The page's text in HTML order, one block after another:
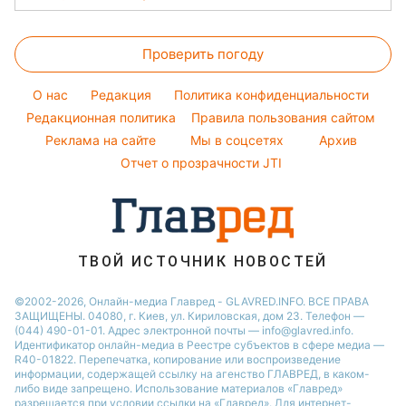
Новости Полтавы
Новости Сум
Новости Черкассы
Настя Каменских
Виталий Козловский
София Ротару
Ольга Сумская
Филипп Киркоров
Праздничное меню
Народные приметы
Все о шоу-бизнесе
Магнитные бури
Погода на сегодня
Погода на завтра
Пылевая буря
Стирка
Авто
Комнатные растения
Проверить погоду
O нас Редакция
Политика конфиденциальности
Редакционная политика
Правила пользования сайтом
Реклама на сайте
Мы в соцсетях
Архив
Отчет о прозрачности JTI
ТВОЙ ИСТОЧНИК НОВОСТЕЙ
©2002-2026, Онлайн-медиа Главред - GLAVRED.INFO. ВСЕ ПРАВА
ЗАЩИЩЕНЫ. 04080, г. Киев, ул. Кириловская, дом 23. Телефон —
(044) 490-01-01. Адрес электронной почты — info@glavred.info.
Идентификатор онлайн-медиа в Реестре cубъектов в сфере медиа —
R40-01822. Перепечатка, копирование или воспроизведение
информации, содержащей ссылку на агенство ГЛАВРЕД, в каком-
либо виде запрещено. Использование материалов «Главред»
разрешается при условии ссылки на «Главред». Для интернет-